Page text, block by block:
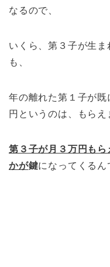
なるので、
いくら、第３子が生
も、
年の離れた第１子が
円というのは、もらえ
第３子が月３万円も
かが鍵になってくるん